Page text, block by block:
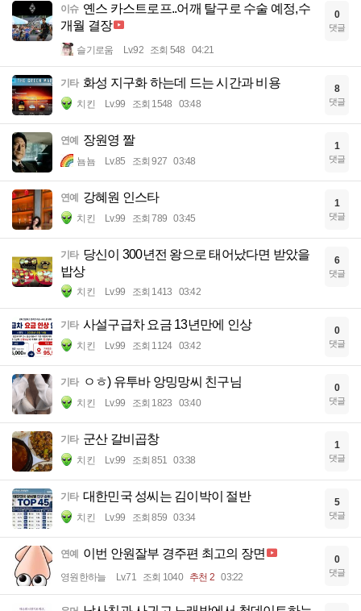
이슈 옌스 카스트로프..어깨 탈구로 수술 예정,수
개월 결장
슬기로움 Lv.92 조회 548 04:21
0
댓글
기타 화성 지구화 하는데 드는 시간과 비용
치킨 Lv.99 조회 1548 03:48
8
댓글
연예 장원영 짤
뇸뇸 Lv.85 조회 927 03:48
1
댓글
연예 강혜원 인스타
치킨 Lv.99 조회 789 03:45
1
댓글
기타 당신이 300년전 왕으로 태어났다면 받았을
밥상
치킨 Lv.99 조회 1413 03:42
6
댓글
기타 사설구급차 요금 13년만에 인상
치킨 Lv.99 조회 1124 03:42
0
댓글
기타 ㅇㅎ) 유투바 앙밍망씨 친구님
치킨 Lv.99 조회 1823 03:40
0
댓글
기타 군산 갈비곱창
치킨 Lv.99 조회 851 03:38
1
댓글
기타 대한민국 성씨는 김이박이 절반
치킨 Lv.99 조회 859 03:34
5
댓글
연예 이번 안원잘부 경주편 최고의 장면
영원한하늘 Lv.71 조회 1040 추천 2 03:22
0
댓글